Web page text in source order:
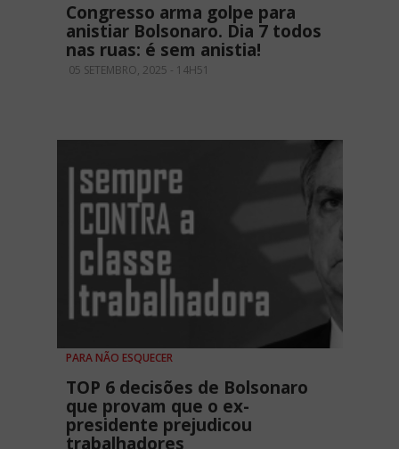
Congresso arma golpe para
anistiar Bolsonaro. Dia 7 todos
nas ruas: é sem anistia!
05 SETEMBRO, 2025 - 14H51
PARA NÃO ESQUECER
TOP 6 decisões de Bolsonaro
que provam que o ex-
presidente prejudicou
trabalhadores